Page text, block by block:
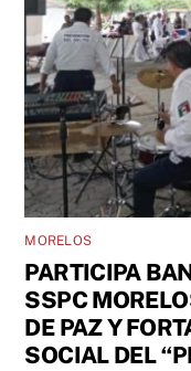
MORELOS
PARTICIPA
SSPC
DE PAZ Y
SOCIAL DEL